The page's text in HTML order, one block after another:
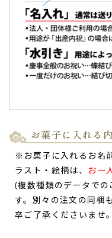
同僚の還暦祝い…
でいました。
ご購入頂いた商品： 名
親父の古希祝。納
お菓子に入れる
※お菓子に入れるお名
ラスト・絵柄は、
お一
(複数種類のデータでの
す。別々の注文の同梱
卒ご了承くださいませ